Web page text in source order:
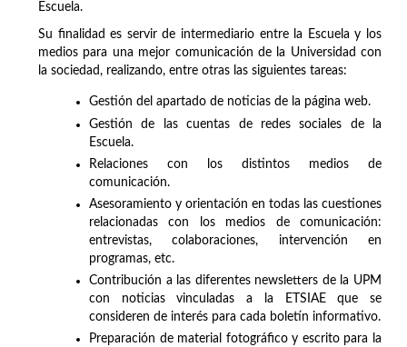
Escuela.
Su finalidad es servir de intermediario entre la Escuela y los
medios para una mejor comunicación de la Universidad con
la sociedad, realizando, entre otras las siguientes tareas:
Gestión del apartado de noticias de la página web.
Gestión de las cuentas de redes sociales de la
Escuela.
Relaciones con los distintos medios de
comunicación.
Asesoramiento y orientación en todas las cuestiones
relacionadas con los medios de comunicación:
entrevistas, colaboraciones, intervención en
programas, etc.
Contribución a las diferentes newsletters de la UPM
con noticias vinculadas a la ETSIAE que se
consideren de interés para cada boletín informativo.
Preparación de material fotográfico y escrito para la